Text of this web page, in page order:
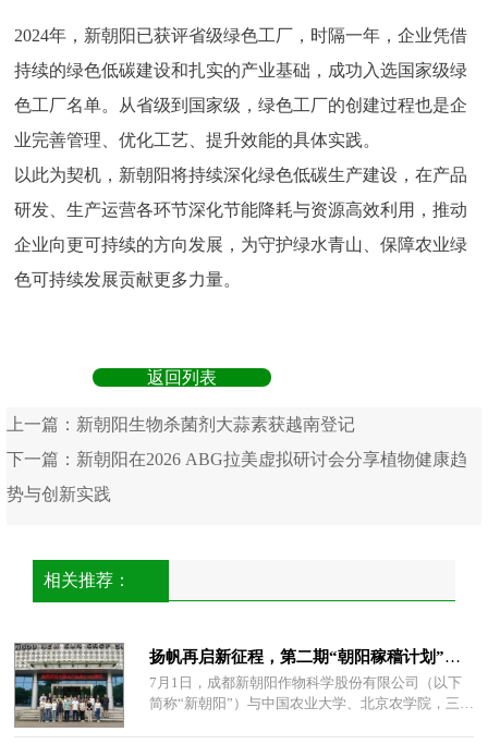
2024年，新朝阳已获评省级绿色工厂，时隔一年，企业凭借
持续的绿色低碳建设和扎实的产业基础，成功入选国家级绿
色工厂名单。从省级到国家级，绿色工厂的创建过程也是企
业完善管理、优化工艺、提升效能的具体实践。
以此为契机，新朝阳将持续深化绿色低碳生产建设，在产品
研发、生产运营各环节深化节能降耗与资源高效利用，推动
企业向更可持续的方向发展，为守护绿水青山、保障农业绿
色可持续发展贡献更多力量。
返回列表
上一篇： 新朝阳生物杀菌剂大蒜素获越南登记
下一篇： 新朝阳在2026 ABG拉美虚拟研讨会分享植物健康趋
势与创新实践
相关推荐：
扬帆再启新征程，第二期“朝阳稼穑计划”项目正式启动
7月1日，成都新朝阳作物科学股份有限公司（以下
简称“新朝阳”）与中国农业大学、北京农学院，三方